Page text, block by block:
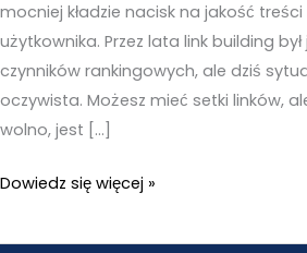
mocniej kładzie nacisk na jakość
użytkownika. Przez lata link building
czynników rankingowych, ale dziś
oczywista. Możesz mieć setki linków,
wolno, jest […]
Pozycjonowanie
linków
Dowiedz się więcej »